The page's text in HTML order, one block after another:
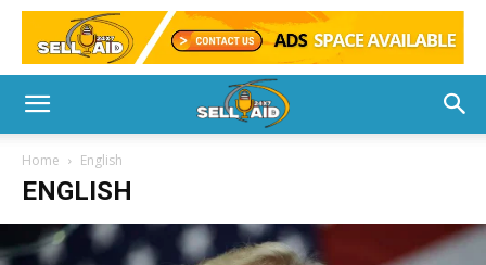
Home English
ENGLISH